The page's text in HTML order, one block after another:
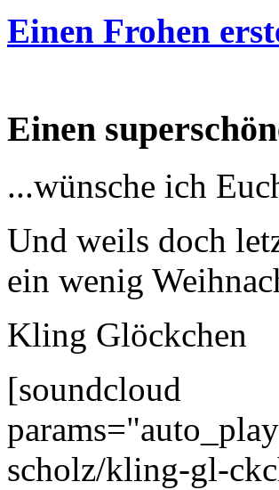
Einen Frohen
Einen
...wünsche ich
Und weils doch
ein wenig
Kling Glöckchen
[soundcloud
scholz/kling-gl-